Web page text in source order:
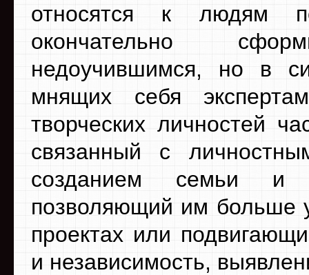
относятся к людям
окончательно
недоучившимся, но в
мнящих себя
творческих личностей
связанный с
созданием семьи и
позволяющий им больше
проектах или
и независимость,